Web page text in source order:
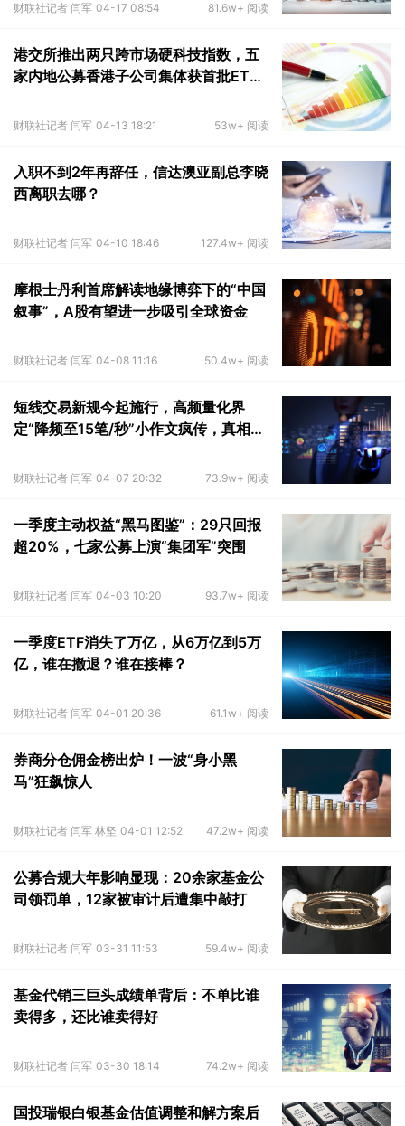
财联社记者 闫军 04-17 08:54 81.6w+ 阅读
港交所推出两只跨市场硬科技指数，五
家内地公募香港子公司集体获首批ETF
财联社记者 闫军 04-13 18:21 53w+ 阅读
入职不到2年再辞任，信达澳亚副总李晓
西离职去哪？
财联社记者 闫军 04-10 18:46 127.4w+ 阅读
摩根士丹利首席解读地缘博弈下的“中国
叙事”，A股有望进一步吸引全球资金
财联社记者 闫军 04-08 11:16 50.4w+ 阅读
短线交易新规今起施行，高频量化界
定“降频至15笔/秒”小作文疯传，真相来
财联社记者 闫军 04-07 20:32 73.9w+ 阅读
一季度主动权益“黑马图鉴”：29只回报
超20%，七家公募上演“集团军”突围
财联社记者 闫军 04-03 10:20 93.7w+ 阅读
一季度ETF消失了万亿，从6万亿到5万
亿，谁在撤退？谁在接棒？
财联社记者 闫军 04-01 20:36 61.1w+ 阅读
券商分仓佣金榜出炉！一波“身小黑
马”狂飙惊人
财联社记者 闫军 林坚 04-01 12:52 47.2w+ 阅读
公募合规大年影响显现：20余家基金公
司领罚单，12家被审计后遭集中敲打
财联社记者 闫军 03-31 11:53 59.4w+ 阅读
基金代销三巨头成绩单背后：不单比谁
卖得多，还比谁卖得好
财联社记者 闫军 03-30 18:14 74.2w+ 阅读
国投瑞银白银基金估值调整和解方案后